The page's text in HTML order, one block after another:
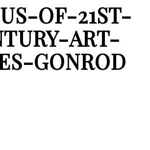
OF-21ST-
ART-
GONROD